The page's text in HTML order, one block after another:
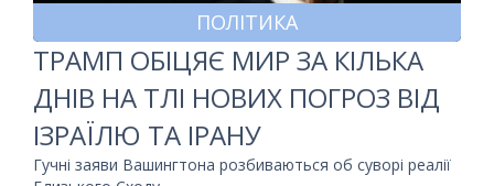
ПОЛІТИКА
ТРАМП ОБІЦЯЄ МИР ЗА КІЛЬКА
ДНІВ НА ТЛІ НОВИХ ПОГРОЗ ВІД
ІЗРАЇЛЮ ТА ІРАНУ
Гучні заяви Вашингтона розбиваються об суворі реалії